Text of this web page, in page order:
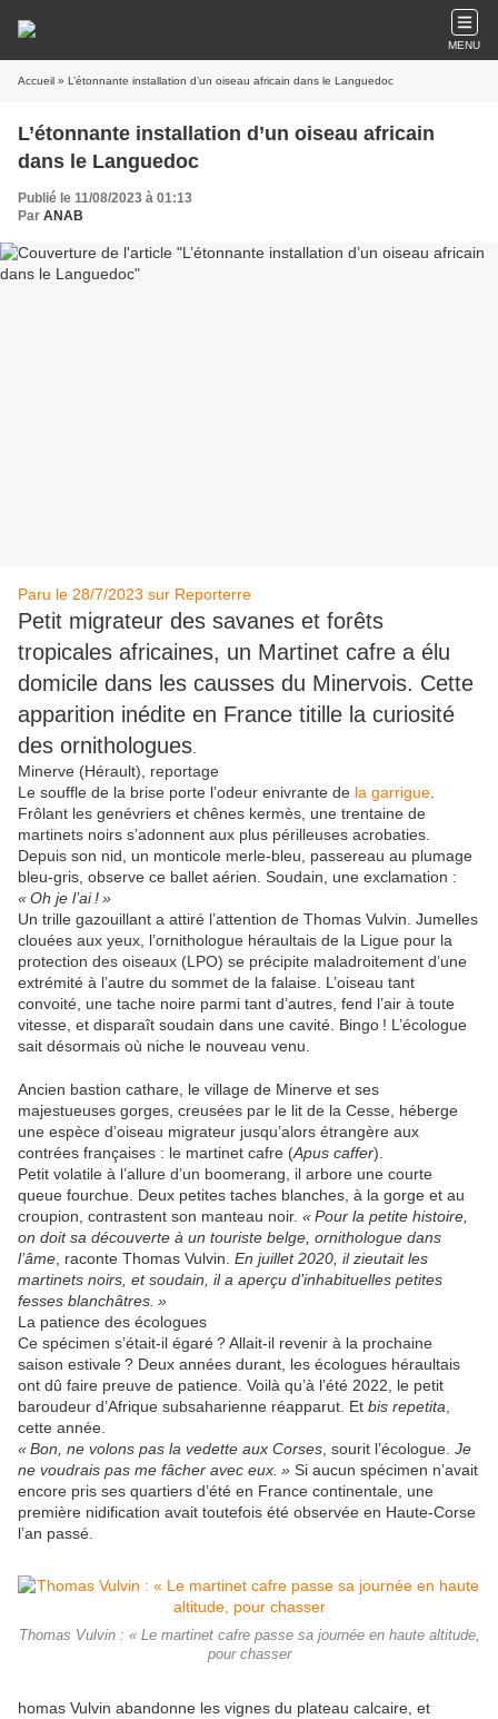
MENU
Accueil » L’étonnante installation d’un oiseau africain dans le Languedoc
L’étonnante installation d’un oiseau africain
dans le Languedoc
Publié le 11/08/2023 à 01:13
Par ANAB
Paru le 28/7/2023 sur Reporterre
Petit migrateur des savanes et forêts
tropicales africaines, un Martinet cafre a élu
domicile dans les causses du Minervois. Cette
apparition inédite en France titille la curiosité
des ornithologues
Minerve (Hérault), reportage
Le souffle de la brise porte l’odeur enivrante de la garrigue
Frôlant les genévriers et chênes kermès, une trentaine de
martinets noirs s’adonnent aux plus périlleuses acrobaties.
Depuis son nid, un monticole merle-bleu, passereau au plumage
bleu-gris, observe ce ballet aérien. Soudain, une exclamation :
«Oh je l’ai !»
Un trille gazouillant a attiré l’attention de Thomas Vulvin. Jumelles
clouées aux yeux, l’ornithologue héraultais de la Ligue pour la
protection des oiseaux (LPO) se précipite maladroitement d’une
extrémité à l’autre du sommet de la falaise. L’oiseau tant
convoité, une tache noire parmi tant d’autres, fend l’air à toute
vitesse, et disparaît soudain dans une cavité. Bingo ! L’écologue
sait désormais où niche le nouveau venu.
Ancien bastion cathare, le village de Minerve et ses
majestueuses gorges, creusées par le lit de la Cesse, héberge
une espèce d’oiseau migrateur jusqu’alors étrangère aux
contrées françaises : le martinet cafre (Apus caffer).
Petit volatile à l’allure d’un boomerang, il arbore une courte
queue fourchue. Deux petites taches blanches, à la gorge et au
croupion, contrastent son manteau noir. «Pour la petite histoire,
on doit sa découverte à un touriste belge, ornithologue dans
l’âme , raconte Thomas Vulvin. En juillet 2020, il zieutait les
martinets noirs, et soudain, il a aperçu d’inhabituelles petites
fesses blanchâtres. »
La patience des écologues
Ce spécimen s’était-il égaré? Allait-il revenir à la prochaine
saison estivale? Deux années durant, les écologues héraultais
ont dû faire preuve de patience. Voilà qu’à l’été 2022, le petit
baroudeur d’Afrique subsaharienne réapparut. Et bis repetita
cette année.
«Bon, ne volons pas la vedette aux Corses , sourit l’écologue. Je
ne voudrais pas me fâcher avec eux. » Si aucun spécimen n’avait
encore pris ses quartiers d’été en France continentale, une
première nidification avait toutefois été observée en Haute-Corse
l’an passé.
Thomas Vulvin : « Le martinet cafre passe sa journée en haute altitude,
pour chasser
homas Vulvin abandonne les vignes du plateau calcaire, et